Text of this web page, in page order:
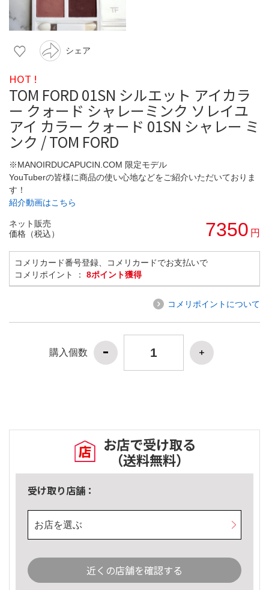
シェア
HOT !
TOM FORD 01SN シルエット アイカラ
ー クォード シャレーミンク ソレイユ
アイ カラー クォード 01SN シャレー ミ
ンク / TOM FORD
※MANOIRDUCAPUCIN.COM 限定モデル
YouTuberの皆様に商品の使い心地などをご紹介いただいておりま
す！
紹介動画はこちら
ネット販売
価格（税込）
7350 円
コメリカード番号登録、コメリカードでお支払いで
コメリポイント ： 8ポイント獲得
コメリポイントについて
購入個数
お店で受け取る
（送料無料）
受け取り店舗：
お店を選ぶ
近くの店舗を確認する